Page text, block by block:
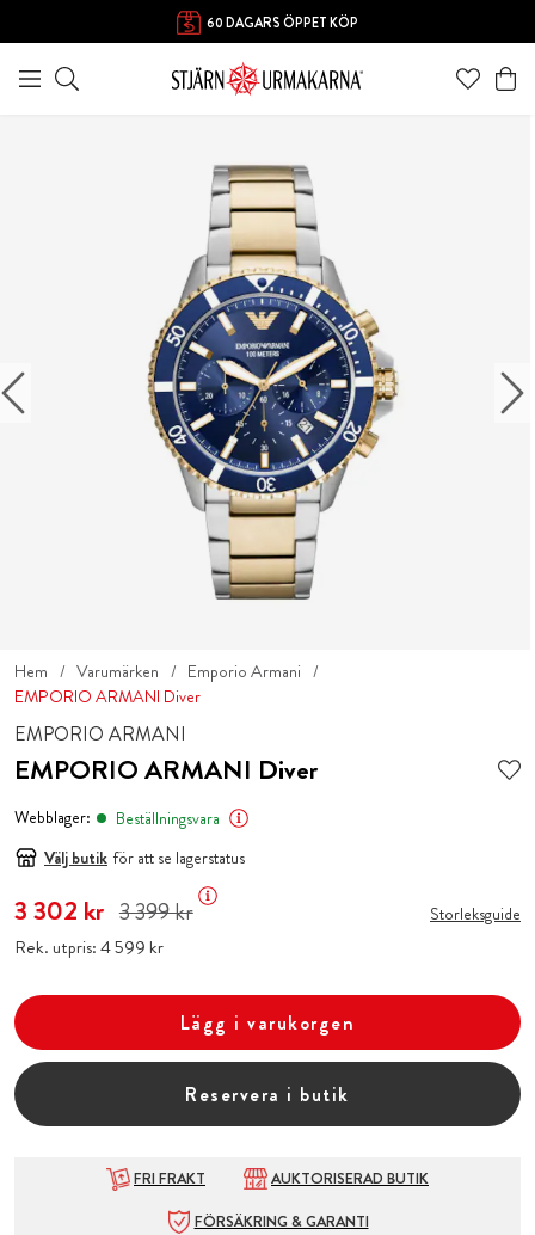
60 DAGARS ÖPPET KÖP
Hem Varumärken
Emporio Armani
EMPORIO ARMANI Diver
EMPORIO ARMANI
EMPORIO ARMANI Diver
Webblager:
Beställningsvara
Välj butik för att se lagerstatus
Nuvarande pris :3 302 krTidigare pris
3 302 kr 3 399 kr
Rek. utpris:Pris:4 599 kr
4 599 kr
Storleksguide
Lägg i varukorgen
Reservera i butik
FRI FRAKT
AUKTORISERAD BUTIK
FÖRSÄKRING & GARANTI